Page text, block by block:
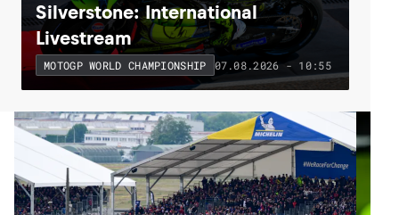
Silverstone: International
Livestream
MOTOGP WORLD CHAMPIONSHIP 07.08.2026 - 10:55